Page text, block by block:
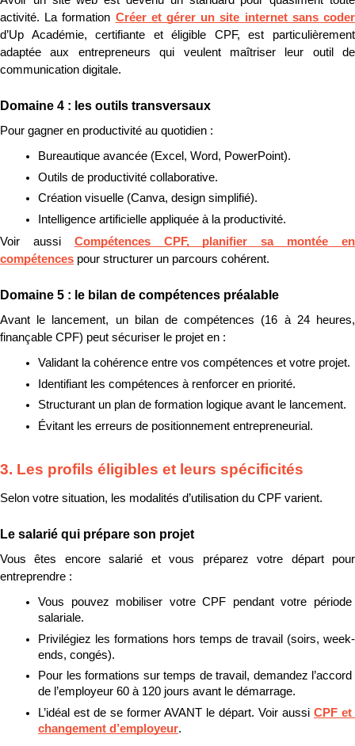
activité. La formation Créer et gérer un site internet sans coder
d’Up Académie, certifiante et éligible CPF, est particulièrement
adaptée aux entrepreneurs qui veulent maîtriser leur outil de
communication digitale.
Domaine 4 : les outils transversaux
Pour gagner en productivité au quotidien :
Bureautique avancée (Excel, Word, PowerPoint).
Outils de productivité collaborative.
Création visuelle (Canva, design simplifié).
Intelligence artificielle appliquée à la productivité.
Voir aussi Compétences CPF, planifier sa montée en
compétences pour structurer un parcours cohérent.
Domaine 5 : le bilan de compétences préalable
Avant le lancement, un bilan de compétences (16 à 24 heures,
finançable CPF) peut sécuriser le projet en :
Validant la cohérence entre vos compétences et votre projet.
Identifiant les compétences à renforcer en priorité.
Structurant un plan de formation logique avant le lancement.
Évitant les erreurs de positionnement entrepreneurial.
3. Les profils éligibles et leurs spécificités
Selon votre situation, les modalités d’utilisation du CPF varient.
Le salarié qui prépare son projet
Vous êtes encore salarié et vous préparez votre départ pour
entreprendre :
Vous pouvez mobiliser votre CPF pendant votre période
salariale.
Privilégiez les formations hors temps de travail (soirs, week-
ends, congés).
Pour les formations sur temps de travail, demandez l’accord
de l’employeur 60 à 120 jours avant le démarrage.
L’idéal est de se former AVANT le départ. Voir aussi CPF et
changement d’employeur.